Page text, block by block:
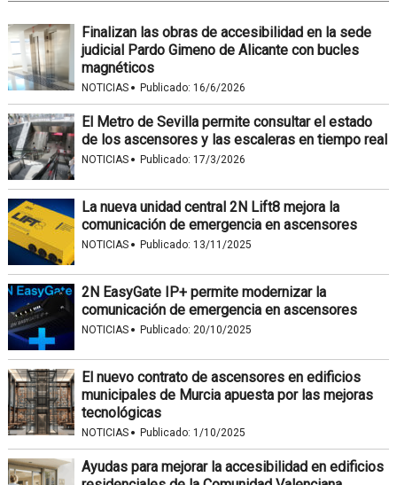
Finalizan las obras de accesibilidad en la sede
judicial Pardo Gimeno de Alicante con bucles
magnéticos
NOTICIAS · Publicado: 16/6/2026
El Metro de Sevilla permite consultar el estado
de los ascensores y las escaleras en tiempo real
NOTICIAS · Publicado: 17/3/2026
La nueva unidad central 2N Lift8 mejora la
comunicación de emergencia en ascensores
NOTICIAS · Publicado: 13/11/2025
2N EasyGate IP+ permite modernizar la
comunicación de emergencia en ascensores
NOTICIAS · Publicado: 20/10/2025
El nuevo contrato de ascensores en edificios
municipales de Murcia apuesta por las mejoras
tecnológicas
NOTICIAS · Publicado: 1/10/2025
Ayudas para mejorar la accesibilidad en edificios